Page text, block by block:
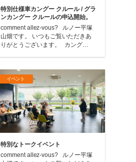
特別仕様車カングー クルール / グラ
ンカングー クルールの申込開始。
comment allez-vous? ルノー平塚
山畑です。 いつもご覧いただきあ
りがとうございます。 カング…
イベント
特別なトークイベント
comment allez-vous? ルノー平塚